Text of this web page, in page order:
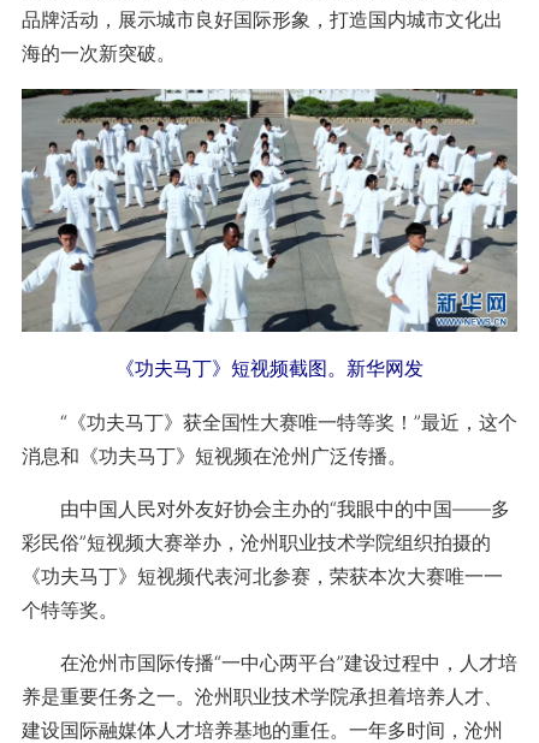
品牌活动，展示城市良好国际形象，打造国内城市文化出
海的一次新突破。
《功夫马丁》短视频截图。新华网发
“《功夫马丁》获全国性大赛唯一特等奖！”最近，这个
消息和《功夫马丁》短视频在沧州广泛传播。
由中国人民对外友好协会主办的“我眼中的中国——多
彩民俗”短视频大赛举办，沧州职业技术学院组织拍摄的
《功夫马丁》短视频代表河北参赛，荣获本次大赛唯一一
个特等奖。
在沧州市国际传播“一中心两平台”建设过程中，人才培
养是重要任务之一。沧州职业技术学院承担着培养人才、
建设国际融媒体人才培养基地的重任。一年多时间，沧州